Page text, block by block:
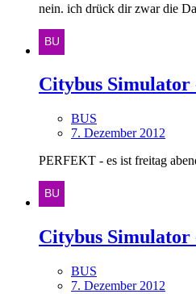
nein. ich drück dir zwar die
Citybus
BUS
7. Dezember 2012
PERFEKT - es ist freitag
Citybus
BUS
7. Dezember 2012